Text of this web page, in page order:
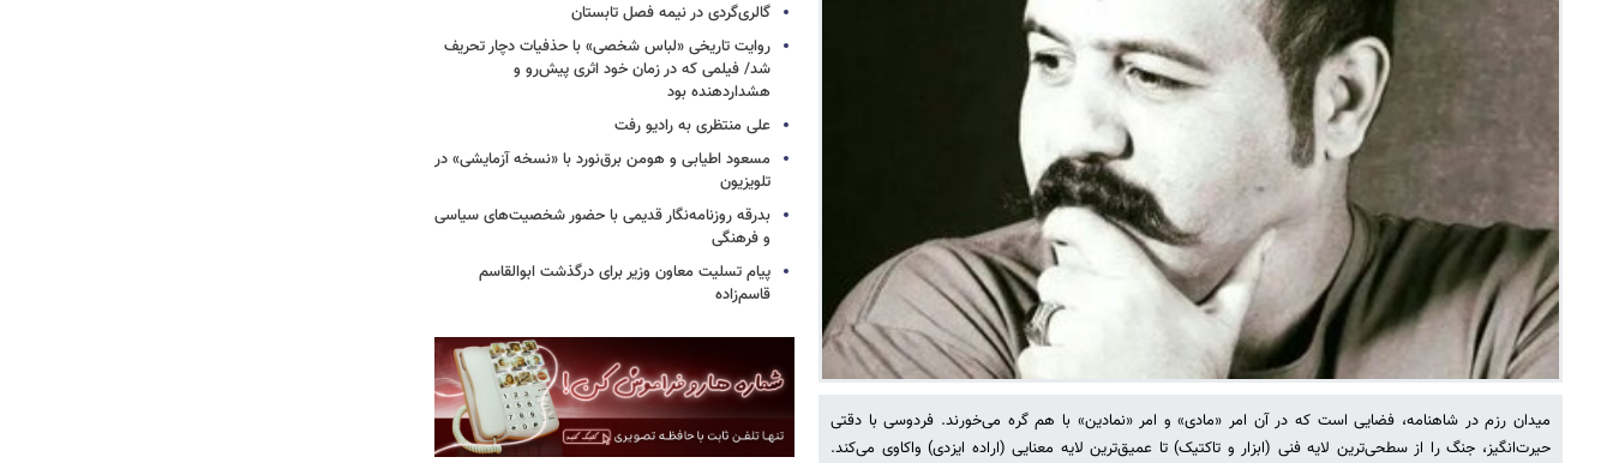
میدان رزم در شاهنامه، فضایی است که در آن امر «مادی» و امر «نمادین» با هم گره می‌خورند. فردوسی با دقتی
حیرت‌انگیز، جنگ را از سطحی‌ترین لایه فنی (ابزار و تاکتیک) تا عمیق‌ترین لایه معنایی (اراده ایزدی) واکاوی می‌کند.
گالری‌گردی در نیمه فصل تابستان
روایت تاریخی «لباس شخصی» با حذفیات دچار تحریف
شد/ فیلمی که در زمان خود اثری پیش‌رو و
هشداردهنده بود
علی منتظری به رادیو رفت
مسعود اطیابی و هومن برق‌نورد با «نسخه آزمایشی» در
تلویزیون
بدرقه روزنامه‌نگار قدیمی با حضور شخصیت‌های سیاسی
و فرهنگی
پیام تسلیت معاون وزیر برای درگذشت ابوالقاسم
قاسم‌زاده